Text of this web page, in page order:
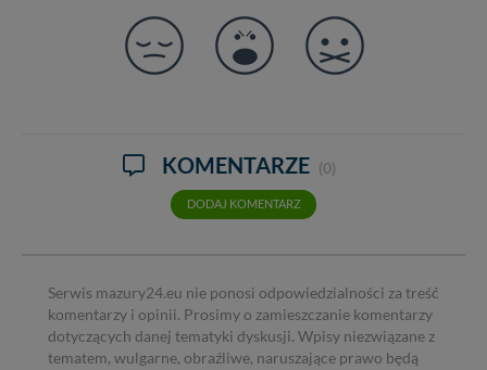
KOMENTARZE (0)
DODAJ KOMENTARZ
Serwis mazury24.eu nie ponosi odpowiedzialności za treść
komentarzy i opinii. Prosimy o zamieszczanie komentarzy
dotyczących danej tematyki dyskusji. Wpisy niezwiązane z
tematem, wulgarne, obraźliwe, naruszające prawo będą